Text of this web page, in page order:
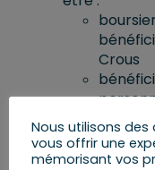
Crous
vivant
Pour consulter
Nous utilisons
vous offrir une
mémorisant vos